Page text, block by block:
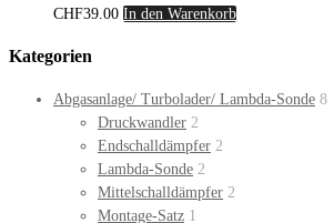
CHF39.00 In den Warenkorb
Kategorien
Abgasanlage/ Turbolader/ Lambda-Sonde 8
Druckwandler 2
Endschalldämpfer 2
Lambda-Sonde 2
Mittelschalldämpfer 2
Montage-Satz 1